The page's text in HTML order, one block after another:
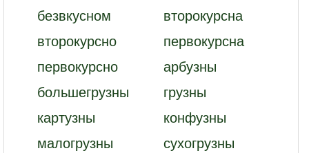
безвкусном
второкурсна
второкурсно
первокурсна
первокурсно
арбузны
большегрузны
грузны
картузны
конфузны
малогрузны
сухогрузны